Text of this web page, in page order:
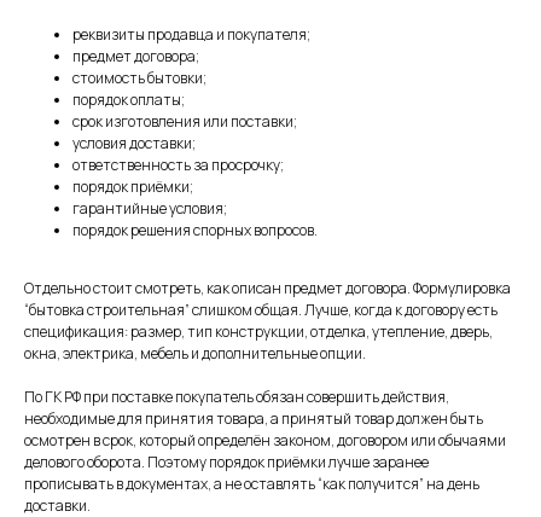
реквизиты продавца и покупателя;
предмет договора;
стоимость бытовки;
порядок оплаты;
срок изготовления или поставки;
условия доставки;
ответственность за просрочку;
порядок приёмки;
гарантийные условия;
порядок решения спорных вопросов.
Отдельно стоит смотреть, как описан предмет договора. Формулировка
“бытовка строительная” слишком общая. Лучше, когда к договору есть
спецификация: размер, тип конструкции, отделка, утепление, дверь,
окна, электрика, мебель и дополнительные опции.
По ГК РФ при поставке покупатель обязан совершить действия,
необходимые для принятия товара, а принятый товар должен быть
осмотрен в срок, который определён законом, договором или обычаями
делового оборота. Поэтому порядок приёмки лучше заранее
прописывать в документах, а не оставлять “как получится” на день
доставки.